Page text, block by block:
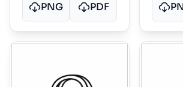
PNG PDF